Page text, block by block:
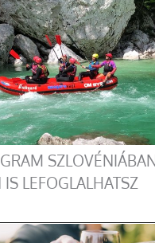
LEFOGLALHATSZ